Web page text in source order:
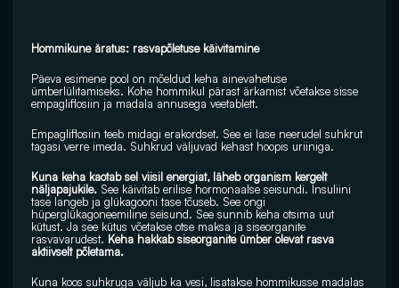
Hommikune äratus: rasvapõletuse käivitamine
Päeva esimene pool on mõeldud keha ainevahetuse
ümberlülitamiseks. Kohe hommikul pärast ärkamist võetakse sisse
empagliflosiin ja madala annusega veetablett.
Empagliflosiin teeb midagi erakordset. See ei lase neerudel suhkrut
tagasi verre imeda. Suhkrud väljuvad kehast hoopis uriiniga.
Kuna keha kaotab sel viisil energiat, läheb organism kergelt
näljapajukile. See käivitab erilise hormonaalse seisundi. Insuliini
tase langeb ja glükagooni tase tõuseb. See ongi
hüperglükagoneemiline seisund. See sunnib keha otsima uut
kütust. Ja see kütus võetakse otse maksa ja siseorganite
rasvavarudest. Keha hakkab siseorganite ümber olevat rasva
aktiivselt põletama.
Kuna koos suhkruga väljub ka vesi, lisatakse hommikusse madalas